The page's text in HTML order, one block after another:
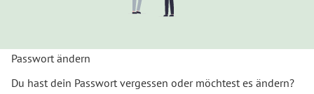
Passwort ändern
Du hast dein Passwort vergessen oder möchtest es ändern?